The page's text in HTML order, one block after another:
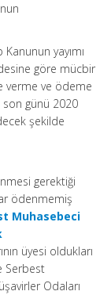
yayımı
göre mücbir
verme ve ödeme
günü 2020
şekilde
gerektiği
ödenmemiş
Muhasebeci
üyesi oldukları
Serbest
Odaları